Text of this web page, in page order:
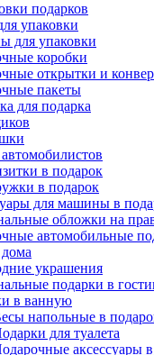
подарков
упаковки
для упаковки
коробки
открытки и
пакеты
для подарка
в подарок
в подарок
для машины в
обложки на
автомобильные
украшения
подарки в
в ванную
напольные в
для туалета
аксессуары